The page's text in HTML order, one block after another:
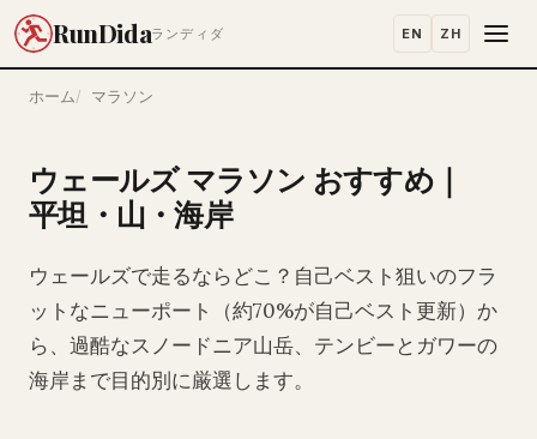
RunDidaランディダ EN ZH
ホーム マラソン
ウェールズ マラソン おすすめ｜
平坦・山・海岸
ウェールズで走るならどこ？自己ベスト狙いのフラ
ットなニューポート（約70%が自己ベスト更新）か
ら、過酷なスノードニア山岳、テンビーとガワーの
海岸まで目的別に厳選します。